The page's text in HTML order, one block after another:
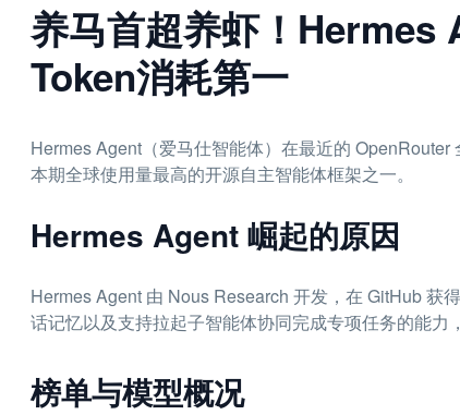
养马首超养虾！Hermes
Token消耗第一
Hermes Agent（爱马仕智能体）在最近的
本期全球使用量最高的开源自主智能体框架之一。
Hermes Agent 崛起的原因
Hermes Agent 由 Nous Research 开发，在 GitHub 获
话记忆以及支持拉起子智能体协同完成专项任务的能力
榜单与模型概况